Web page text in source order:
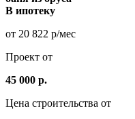
В ипотеку
от 20 822 р/мес
Проект от
45 000 р.
Цена строительства от